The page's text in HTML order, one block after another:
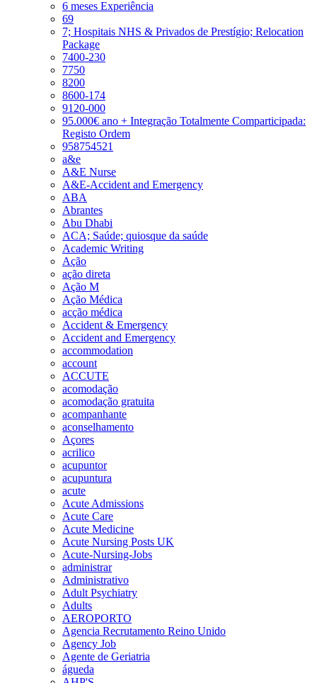
6 meses Experiência
69
7; Hospitais NHS & Privados de Prestígio; Relocation
Package
7400-230
7750
8200
8600-174
9120-000
95.000€ ano + Integração Totalmente Comparticipada:
Registo Ordem
958754521
a&e
A&E Nurse
A&E-Accident and Emergency
ABA
Abrantes
Abu Dhabi
ACA; Saúde; quiosque da saúde
Academic Writing
Ação
ação direta
Ação M
Ação Médica
acção médica
Accident & Emergency
Accident and Emergency
accommodation
account
ACCUTE
acomodação
acomodação gratuita
acompanhante
aconselhamento
Açores
acrilico
acupuntor
acupuntura
acute
Acute Admissions
Acute Care
Acute Medicine
Acute Nursing Posts UK
Acute-Nursing-Jobs
administrar
Administrativo
Adult Psychiatry
Adults
AEROPORTO
Agencia Recrutamento Reino Unido
Agency Job
Agente de Geriatria
águeda